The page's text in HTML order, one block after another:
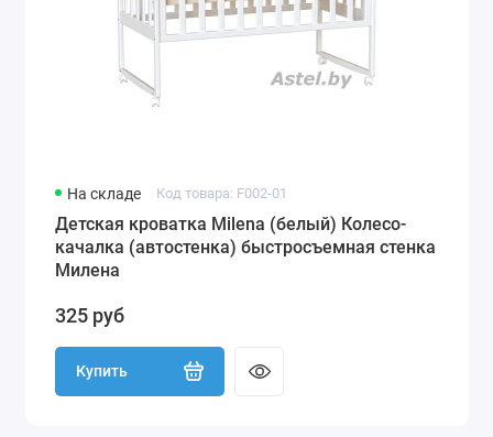
На складе Код товара: F002-01
Детская кроватка Milena (белый) Колесо-
качалка (автостенка) быстросъемная стенка
Милена
325 руб
Купить